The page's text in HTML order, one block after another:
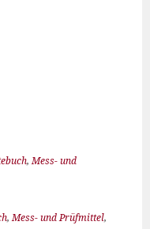
,Mess- und
,Mess- und Prüfmittel,